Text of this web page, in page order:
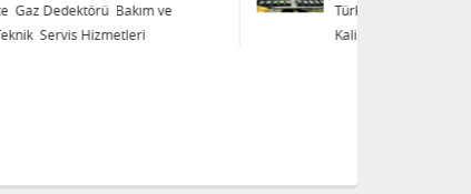
Türkak Akredite Gaz Dedektörü Bakım ve
Kalibrasyon Teknik Servis Hizmetleri